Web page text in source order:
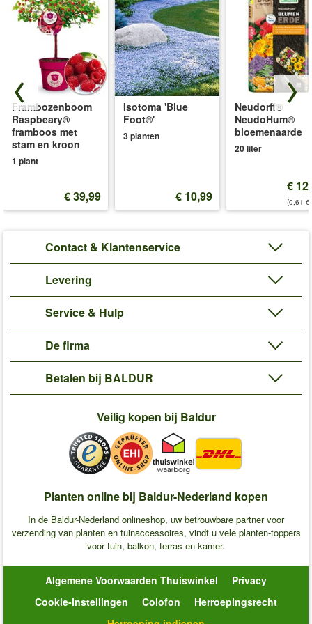
Frambozenboom
Raspbeary®
framboos met
stam en kroon
1 plant
€ 39,99
Isotoma 'Blue
Foot®'
3 planten
€ 10,99
Neudorff®
NeudoHum®
bloemenaarde
20 liter
€
(0,61
Contact & Klantenservice
Levering
Service & Hulp
De firma
Betalen bij BALDUR
Veilig kopen bij Baldur
Planten online bij Baldur-Nederland kopen
In de Baldur-Nederland onlineshop, uw betrouwbare partner voor
verzending van planten en tuinaccessoires, vindt u vele planten-toppers
voor tuin, balkon, terras en kamer.
Algemene Voorwaarden Thuiswinkel
Privacy
Cookie-Instellingen
Colofon
Herroepingsrecht